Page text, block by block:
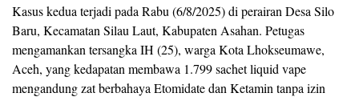
Kasus kedua terjadi pada Rabu (6/8/2025) di perairan Desa Silo
Baru, Kecamatan Silau Laut, Kabupaten Asahan. Petugas
mengamankan tersangka IH (25), warga Kota Lhokseumawe,
Aceh, yang kedapatan membawa 1.799 sachet liquid vape
mengandung zat berbahaya Etomidate dan Ketamin tanpa izin